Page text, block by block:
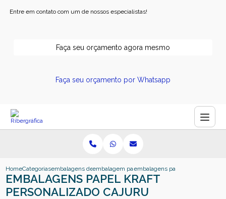
Entre em contato com um de nossos especialistas!
Faça seu orçamento agora mesmo
Faça seu orçamento por Whatsapp
HomeCategoriasembalagens de papelembalagem papel kraftembalagens papel kraft
EMBALAGENS PAPEL KRAFT
PERSONALIZADO CAJURU